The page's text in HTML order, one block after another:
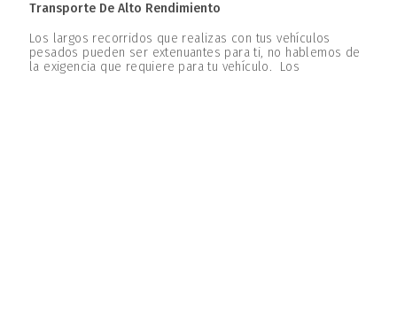
Transporte De Alto Rendimiento
Los largos recorridos que realizas con tus vehículos
pesados pueden ser extenuantes para ti, no hablemos de
la exigencia que requiere para tu vehículo. Los